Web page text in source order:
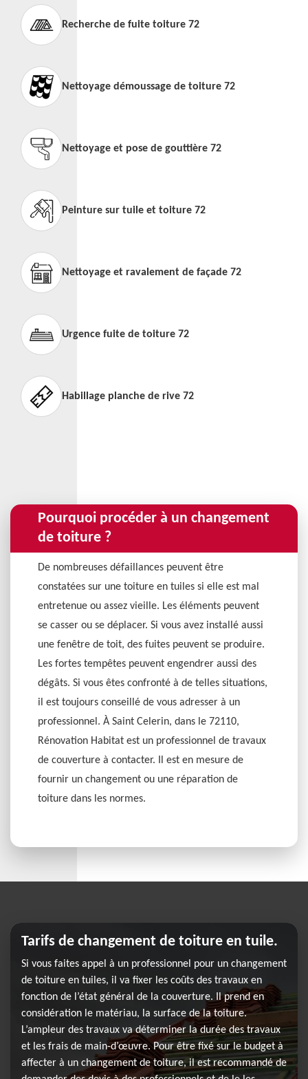
Recherche de fuite toiture 72
Nettoyage démoussage de toiture 72
Nettoyage et pose de gouttière 72
Peinture sur tuile et toiture 72
Nettoyage et ravalement de façade 72
Urgence fuite de toiture 72
Habillage planche de rive 72
Pourquoi procéder à un changement
de toiture ?
De nombreuses défaillances peuvent être
constatées sur une toiture en tuiles si elle est mal
entretenue ou assez vieille. Les éléments peuvent
se casser ou se déplacer. Si vous avez installé aussi
une fenêtre de toit, des fuites peuvent se produire.
Les fortes tempêtes peuvent engendrer aussi des
dégâts. Si vous êtes confronté à de telles situations,
il est toujours conseillé de vous adresser à un
professionnel. À Saint Celerin, dans le 72110,
Rénovation Habitat est un professionnel de travaux
de couverture à contacter. Il est en mesure de
fournir un changement ou une réparation de
toiture dans les normes.
Tarifs de changement de toiture en tuile.
Si vous faites appel à un professionnel pour un changement
de toiture en tuiles, il va fixer les coûts des travaux en
fonction de l’état général de la couverture. Il prend en
considération le matériau, la surface de la toiture.
L’ampleur des travaux va déterminer la durée des travaux
et les frais de main-d’œuvre. Pour être fixé sur le budget à
affecter à un changement de toiture, il est recommandé de